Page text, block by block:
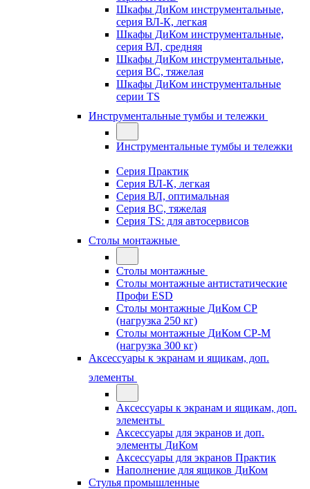
Шкафы ДиКом инструментальные,
cерия ВЛ-К, легкая
Шкафы ДиКом инструментальные,
серия ВЛ, средняя
Шкафы ДиКом инструментальные,
серия ВС, тяжелая
Шкафы ДиКом инструментальные
серии TS
Инструментальные тумбы и тележки
Инструментальные тумбы и тележки
Серия Практик
Серия ВЛ-К, легкая
Серия ВЛ, оптимальная
Серия ВС, тяжелая
Серия TS: для автосервисов
Столы монтажные
Столы монтажные
Столы монтажные антистатические
Профи ESD
Столы монтажные ДиКом СР
(нагрузка 250 кг)
Столы монтажные ДиКом СР-М
(нагрузка 300 кг)
Аксессуары к экранам и ящикам, доп.
элементы
Аксессуары к экранам и ящикам, доп.
элементы
Аксессуары для экранов и доп.
элементы ДиКом
Аксессуары для экранов Практик
Наполнение для ящиков ДиКом
Стулья промышленные